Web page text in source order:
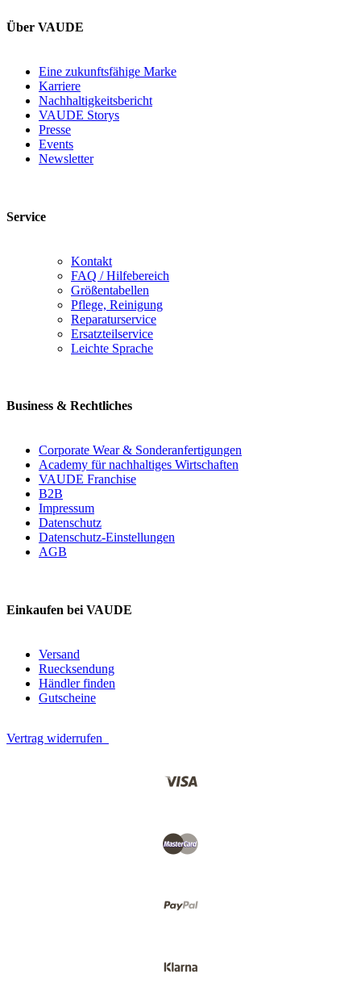
Über VAUDE
Eine zukunftsfähige Marke
Karriere
Nachhaltigkeitsbericht
VAUDE Storys
Presse
Events
Newsletter
Service
Kontakt
FAQ / Hilfebereich
Größentabellen
Pflege, Reinigung
Reparaturservice
Ersatzteilservice
Leichte Sprache
Business & Rechtliches
Corporate Wear & Sonderanfertigungen
Academy für nachhaltiges Wirtschaften
VAUDE Franchise
B2B
Impressum
Datenschutz
Datenschutz-Einstellungen
AGB
Einkaufen bei VAUDE
Versand
Ruecksendung
Händler finden
Gutscheine
Vertrag widerrufen